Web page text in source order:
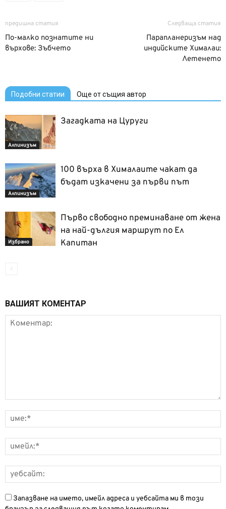
предишна статия
По-малко познатите ни
върхове: Зъбчето
Следваща статия
Парапланеризъм над
индийските Хималаи:
Летенето
Подобни статии Още от същия автор
Алпинизъм
Загадката на Цуруги
Алпинизъм
100 върха в Хималаите чакат да
бъдат изкачени за първи път
Избрано
Първо свободно преминаване от жена
на най-дългия маршрут по Ел
Капитан
ВАШИЯТ КОМЕНТАР
Запазване на името, имейл адреса и уебсайта ми в този